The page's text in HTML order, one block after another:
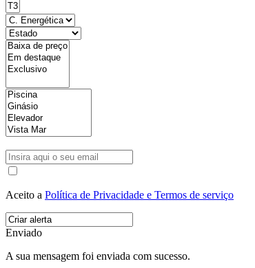
Aceito a Política de Privacidade e Termos de serviço
Enviado
A sua mensagem foi enviada com sucesso.